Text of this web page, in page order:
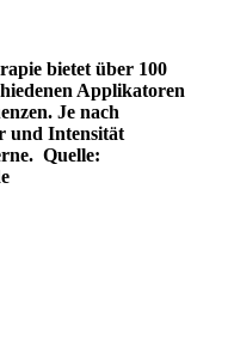
bietet über 100
Applikatoren
Je nach
und Intensität
Quelle: